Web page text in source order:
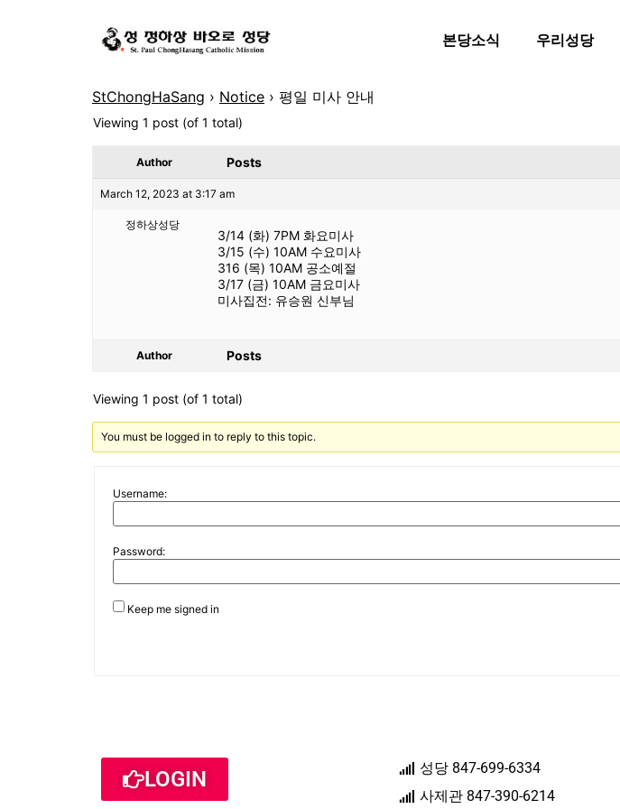
본당소식 우리성당
StChongHaSang › Notice › 평일 미사 안내
Viewing 1 post (of 1 total)
Author Posts
March 12, 2023 at 3:17 am
정하상성당
3/14 (화) 7PM 화요미사
3/15 (수) 10AM 수요미사
316 (목) 10AM 공소예절
3/17 (금) 10AM 금요미사
미사집전: 유승원 신부님
Author Posts
Viewing 1 post (of 1 total)
You must be logged in to reply to this topic.
Username:
Password:
Keep me signed in
LOGIN
성당 847-699-6334
사제관 847-390-6214